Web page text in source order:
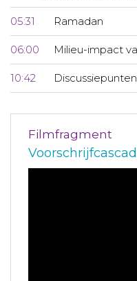
05:31 Ramadan
06:00 Milieu-impact
10:42
Filmfragment